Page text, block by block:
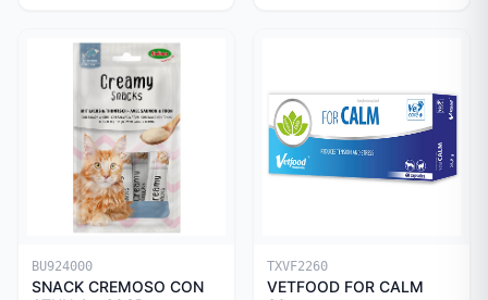
BU924000
SNACK CREMOSO CON
TXVF2260
VETFOOD FOR CALM